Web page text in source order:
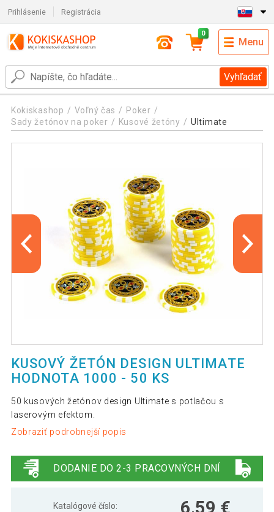
Prihlásenie Registrácia
Vyhľadať
0
Menu
Kokiskashop Voľný čas
Poker
Sady žetónov na poker
Kusové žetóny Ultimate
KUSOVÝ ŽETÓN DESIGN ULTIMATE
HODNOTA 1000 - 50 KS
50 kusových žetónov design Ultimate s potlačou s
laserovým efektom.
Zobraziť podrobnejší popis
DODANIE DO 2-3 PRACOVNÝCH DNÍ
Katalógové číslo:
6,59 €